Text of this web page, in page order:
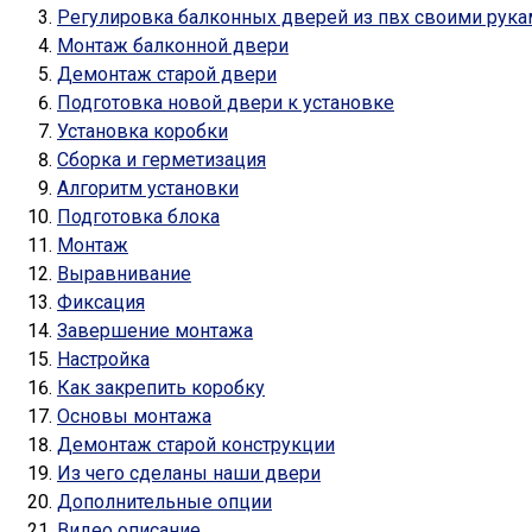
Регулировка балконных дверей из пвх своими
Монтаж балконной двери
Демонтаж старой двери
Подготовка новой двери к установке
Установка коробки
Сборка и герметизация
Алгоритм установки
Подготовка блока
Монтаж
Выравнивание
Фиксация
Завершение монтажа
Настройка
Как закрепить коробку
Основы монтажа
Демонтаж старой конструкции
Из чего сделаны наши двери
Дополнительные опции